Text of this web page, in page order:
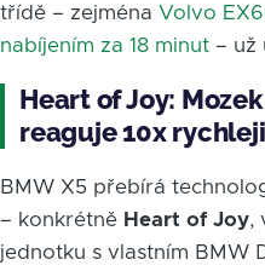
třídě – zejména Volvo
nabíjením za 18 minut – už
Heart of Joy:
reaguje 10x rychleji
BMW X5 přebírá
– konkrétně Heart of Joy,
jednotku s vlastním BMW